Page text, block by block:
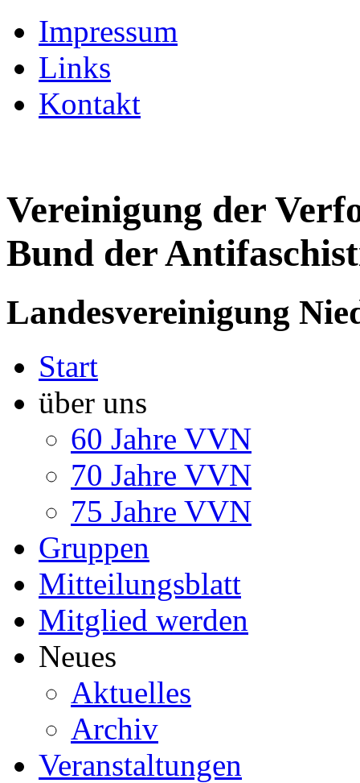
Impressum
Links
Kontakt
Vereinigung der
Bund der
Landesvereinigung
Start
über uns
60 Jahre VVN
70 Jahre VVN
75 Jahre VVN
Gruppen
Mitteilungsblatt
Mitglied werden
Neues
Aktuelles
Archiv
Veranstaltungen